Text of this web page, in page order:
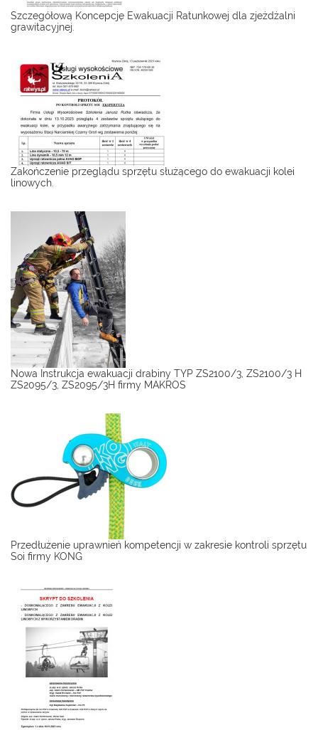
Szczegółową Koncepcję Ewakuacji Ratunkowej dla zjeżdżalni
grawitacyjnej.
Zakończenie przeglądu sprzętu służącego do ewakuacji kolei
linowych.
Nowa Instrukcja ewakuacji drabiny TYP ZS2100/3, ZS2100/3 H
ZS2095/3, ZS2095/3H firmy MAKROS
Przedłużenie uprawnień kompetencji w zakresie kontroli sprzętu
Soi firmy KONG